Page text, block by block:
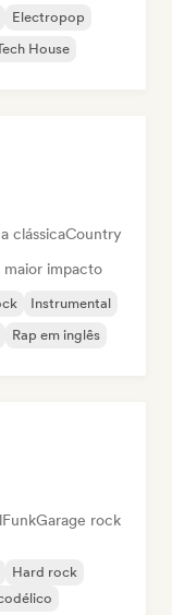
Electropop
House
clássicaCountry
maior impacto
Instrumental
Rap em inglês
FunkGarage rock
Hard rock